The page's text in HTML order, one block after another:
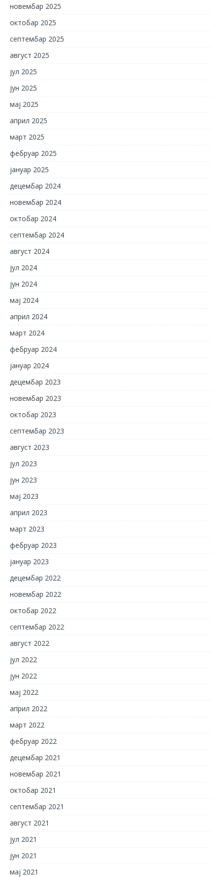
новембар 2025
октобар 2025
септембар 2025
август 2025
јул 2025
јун 2025
мај 2025
април 2025
март 2025
фебруар 2025
јануар 2025
децембар 2024
новембар 2024
октобар 2024
септембар 2024
август 2024
јул 2024
јун 2024
мај 2024
април 2024
март 2024
фебруар 2024
јануар 2024
децембар 2023
новембар 2023
октобар 2023
септембар 2023
август 2023
јул 2023
јун 2023
мај 2023
април 2023
март 2023
фебруар 2023
јануар 2023
децембар 2022
новембар 2022
октобар 2022
септембар 2022
август 2022
јул 2022
јун 2022
мај 2022
април 2022
март 2022
фебруар 2022
децембар 2021
новембар 2021
октобар 2021
септембар 2021
август 2021
јул 2021
јун 2021
мај 2021